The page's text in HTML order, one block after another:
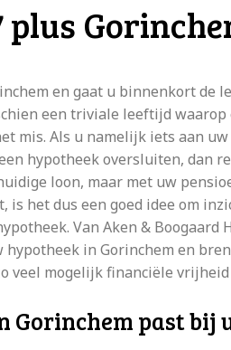
plus
en gaat u binnenkort de
een triviale leeftijd waarop
mis. Als u namelijk iets aan
hypotheek oversluiten, dan
loon, maar met uw
is het dus een goed idee om
Van Aken & Boogaard
in Gorinchem en
veel mogelijk financiële
Gorinchem past bij